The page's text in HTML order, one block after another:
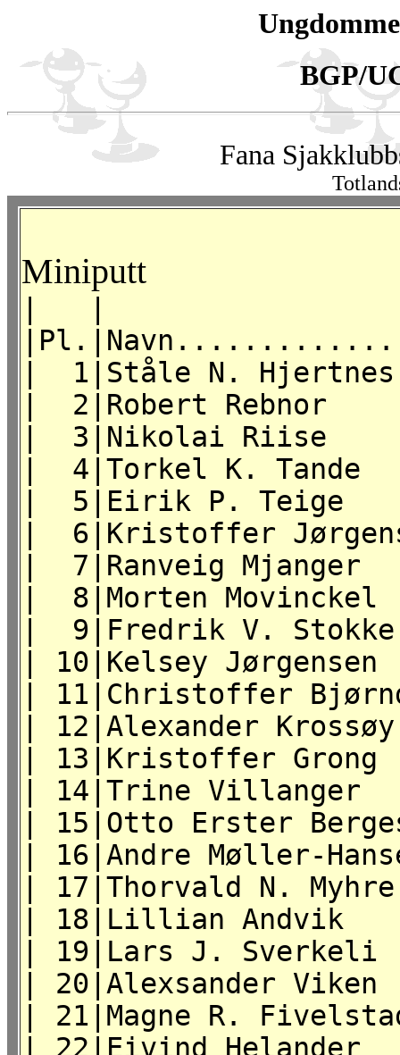
BGP/
Fana
Miniputt
| 1|Ståle N.
| 2|Robert
| 3|Nikolai Riise
| 4|Torkel K.
| 5|Eirik P.
| 6|Kristoffer
| 7|Ranveig Mjanger
| 8|Morten
| 9|Fredrik V.
| 10|Kelsey
| 11|Christoffer
| 12|Alexander
| 13|Kristoffer
| 14|Trine
| 15|Otto Erster
| 16|Andre Møller-
| 17|Thorvald N.
| 18|Lillian
| 19|Lars J.
| 20|Alexsander
| 21|Magne R.
| 22|Eivind